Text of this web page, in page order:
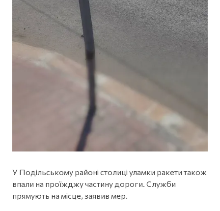
У Подільському районі столиці уламки ракети також
впали на проїжджу частину дороги. Служби
прямують на місце, заявив мер.